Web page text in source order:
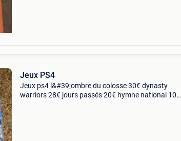
Jeux PS4
Jeux ps4 l&#39;ombre du colosse 30€ dynasty
warriors 28€ jours passés 20€ hymne national 10€